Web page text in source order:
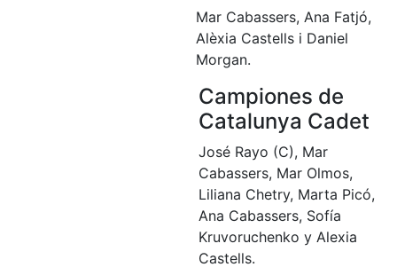
Mar Cabassers, Ana Fatjó,
Alèxia Castells i Daniel
Morgan.
Campiones de
Catalunya Cadet
José Rayo (C), Mar
Cabassers, Mar Olmos,
Liliana Chetry, Marta Picó,
Ana Cabassers, Sofía
Kruvoruchenko y Alexia
Castells.